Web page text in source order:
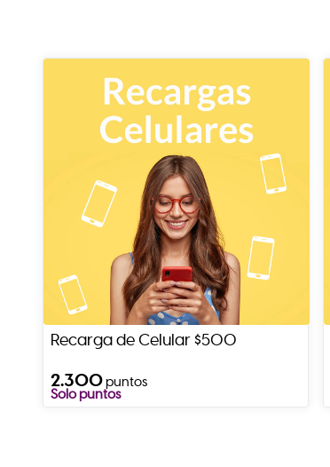
Recarga de Celular $500
2.300puntos
Solo puntos